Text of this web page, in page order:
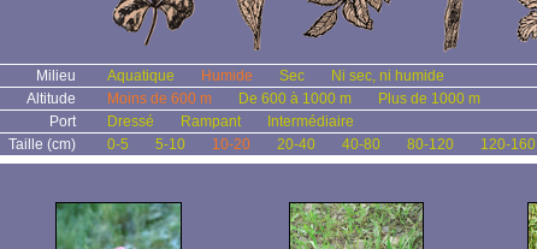
Milieu Aquatique Humide Sec
Ni sec, ni humide
Altitude
Moins de 600 m De 600 à 1000 m
Plus de 1000 m
Port
Dressé Rampant
Intermédiaire
Taille (cm)
0-5 5-10 10-20 20-40 40-80 80-120 120-160